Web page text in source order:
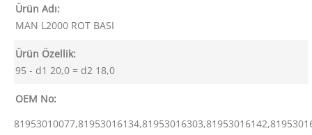
Ürün Adı:
MAN L2000 ROT BASI
Ürün Özellik:
95 - d1 20,0 = d2 18,0
OEM No: